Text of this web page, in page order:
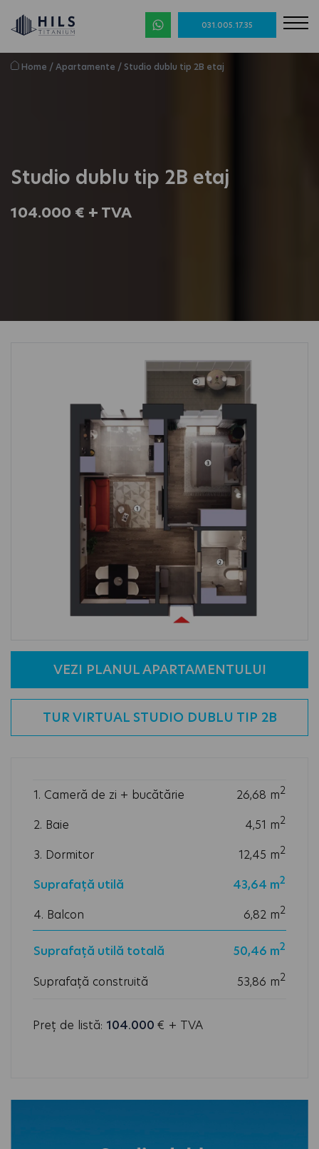
031.005.17.35
Home /Apartamente /Studio dublu tip 2B etaj
Studio dublu tip 2B etaj
104.000 € + TVA
VEZI PLANUL APARTAMENTULUI
TUR VIRTUAL STUDIO DUBLU TIP 2B
1. Cameră de zi + bucătărie 26,68 m2
2. Baie 4,51 m2
3. Dormitor 12,45 m2
Suprafață utilă 43,64 m2
4. Balcon 6,82 m2
Suprafață utilă totală 50,46 m2
Suprafață construită 53,86 m2
Preț de listă: 104.000 € + TVA